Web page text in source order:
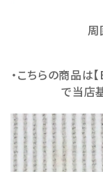
周
・こちらの商品は
で当店